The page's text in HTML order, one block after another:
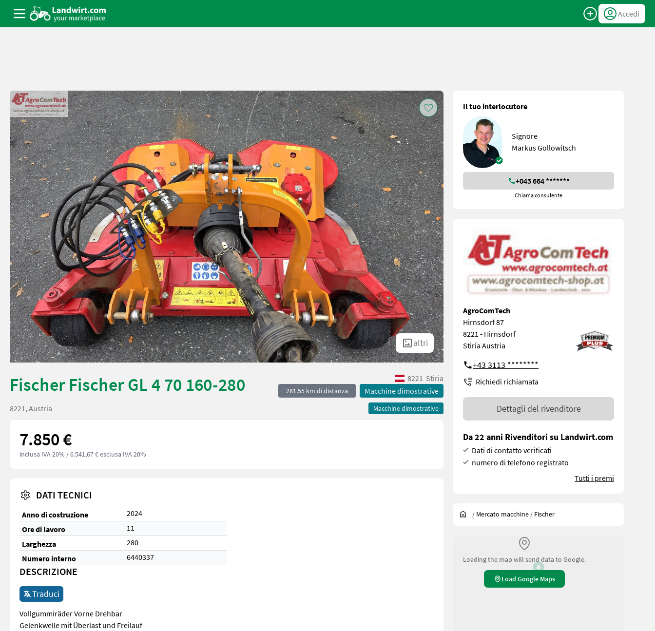
Accedi
altri
Fischer Fischer GL 4 70 160-280 8221 Stiria
281.55 km di distanza Macchine dimostrative
Macchine dimostrative
8221, Austria
7.850 €
inclusa IVA 20% / 6.541,67 € esclusa IVA 20%
DATI TECNICI
Anno di costruzione
2024
Ore di lavoro
11
Larghezza
280
Numero interno
6440337
DESCRIZIONE
Traduci
Vollgummiräder Vorne Drehbar
Gelenkwelle mit Überlast und Freilauf
Il tuo interlocutore
Signore
Markus Gollowitsch
+043 664 *******
Chiama consulente
AgroComTech
Hirnsdorf 87
8221 - Hirnsdorf
Stiria Austria
+43 3113 ********
Richiedi richiamata
Dettagli del rivenditore
Da 22 anni Rivenditori su Landwirt.com
Dati di contatto verificati
numero di telefono registrato
Tutti i premi
/ Mercato macchine / Fischer
Loading the map will send data to Google.
Load Google Maps